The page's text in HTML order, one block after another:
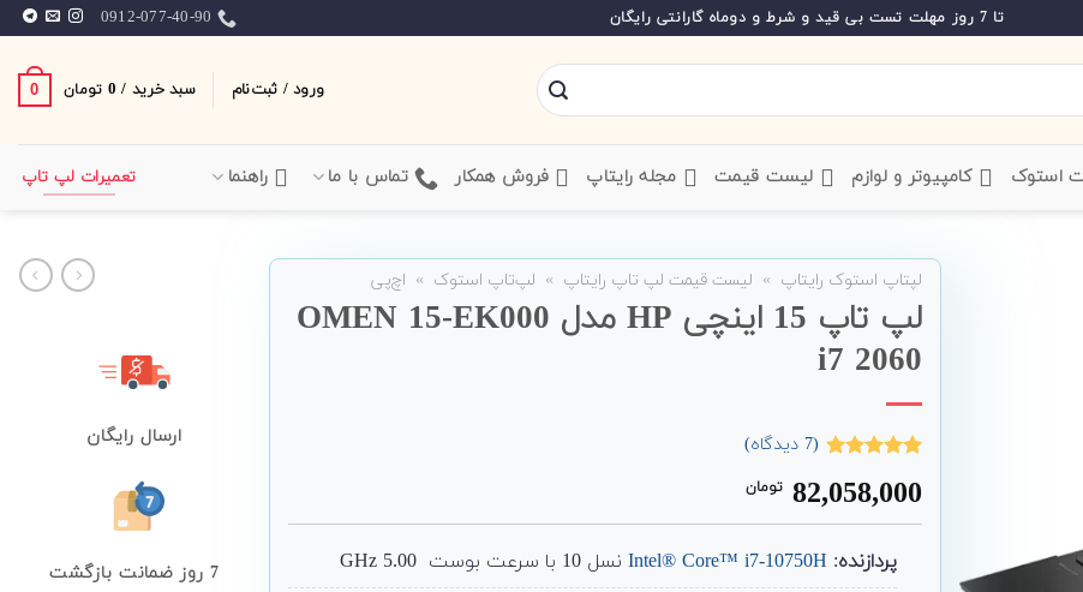
تا 7 روز مهلت تست بی قید و شرط و دوماه گارانتی رایگان 0912-077-40-90
ورود / ثبت‌نام سبد خرید / 0 تومان 0
استوک ‌ کامپیوتر و لوازم ‌ لیست قیمت ‌ مجله رایتاپ فروش همکار تماس با ما راهنما تعمیرات لپ تاپ
لپتاپ استوک رایتاپ » لیست قیمت لپ تاپ رایتاپ » لپ‌تاپ استوک » اچ‌پی
لپ تاپ 15 اینچی HP مدل OMEN 15-EK000
i7 2060
از 5 امتیاز
مشتری
(
7 دیدگاه)
82,058,000 تومان
پردازنده:
Intel® Core™ i7-10750Hنسل 10 با سرعت بوست 5.00 GHz
ارسال رایگان
7 روز ضمانت بازگشت